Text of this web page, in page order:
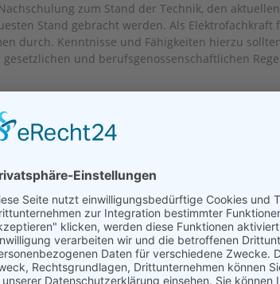
zum Stand der Technik, den
Stand gebracht werden. Als Elektrofachkraft
durch. Kenntnisse und Fähigkeiten hierzu
und berufsgenossenschaftlichen
für festgelegte Tätigkeiten
Prüfung der Schutzmaßnahmen